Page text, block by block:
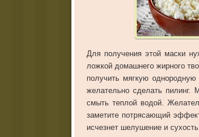
Для получения этой маски
ложкой домашнего жирного
получить мягкую
желательно сделать пилинг.
смыть теплой водой.
заметите потрясающий
исчезнет шелушение и сухость.